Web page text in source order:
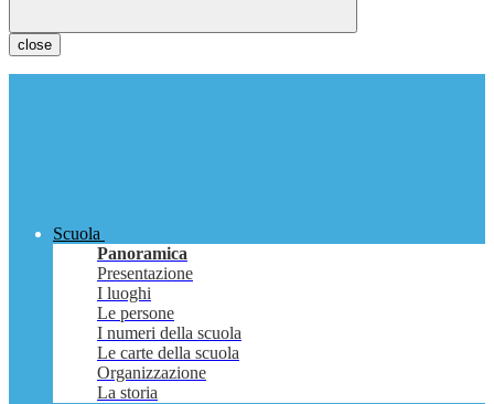
close
Scuola
Panoramica
Presentazione
I luoghi
Le persone
I numeri della scuola
Le carte della scuola
Organizzazione
La storia